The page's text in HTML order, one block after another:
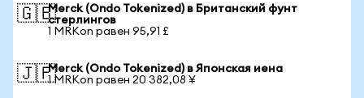
🇬🇧Merck (Ondo Tokenized) в Британский фунт
стерлингов
1 MRKon равен 95,91 £
🇯🇵Merck (Ondo Tokenized) в Японская иена
1 MRKon равен 20 382,08 ¥